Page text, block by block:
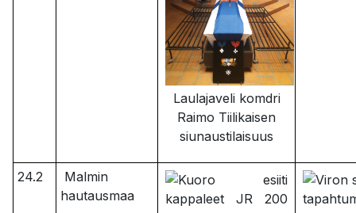
Laulajaveli komdri
Raimo Tiilikaisen
siunaustilaisuus
24.2
Malmin
hautausmaa